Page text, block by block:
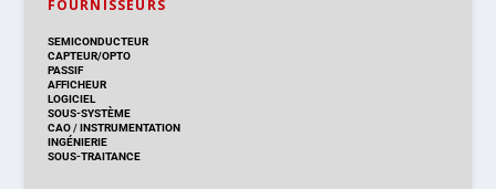
FOURNISSEURS
SEMICONDUCTEUR
CAPTEUR/OPTO
PASSIF
AFFICHEUR
LOGICIEL
SOUS-SYSTÈME
CAO/INSTRUMENTATION
INGÉNIERIE
SOUS-TRAITANCE